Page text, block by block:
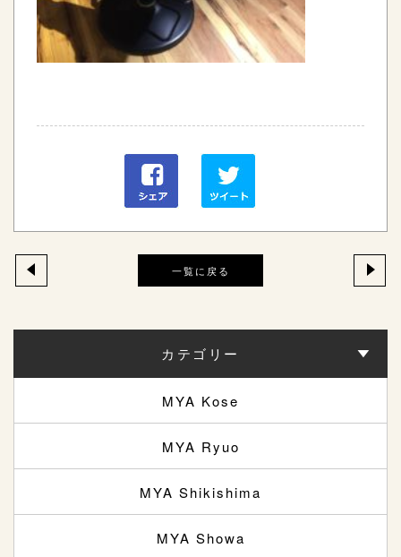
一覧に戻る
カテゴリー
MYA Kose
MYA Ryuo
MYA Shikishima
MYA Showa